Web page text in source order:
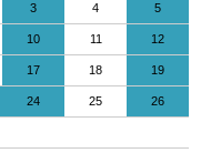
3 4 5
10 11 12
17 18 19
24 25 26